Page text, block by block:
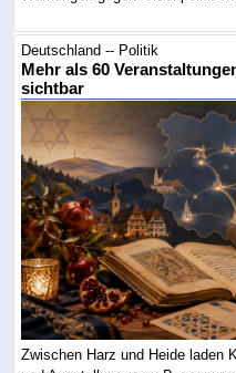
Deutschland -- Politik
Mehr als 60
sichtbar
Zwischen Harz und Heide laden